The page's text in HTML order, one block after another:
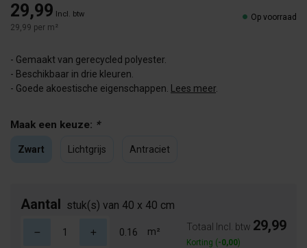
29,99 Incl. btw
29,99 per m²
Op voorraad
- Gemaakt van gerecycled polyester.
- Beschikbaar in drie kleuren.
- Goede akoestische eigenschappen.
Lees meer
Maak een keuze: *
Zwart Lichtgrijs Antraciet
Aantal stuk(s) van 40 x 40 cm
m² Totaal Incl. btw 29,99
Korting (-0,00)